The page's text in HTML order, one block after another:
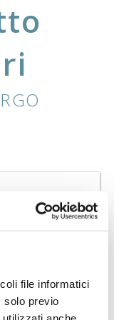
file informatici
solo previo